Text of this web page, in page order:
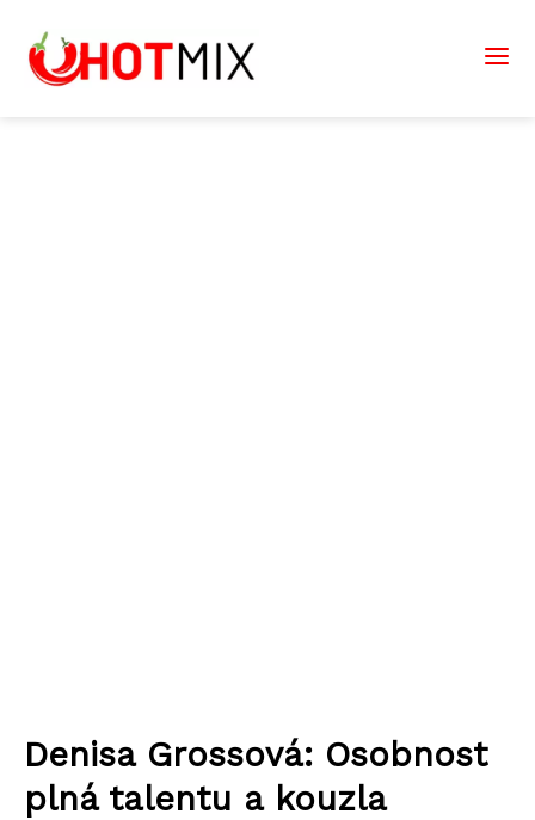
Denisa Grossová: Osobnost
plná talentu a kouzla